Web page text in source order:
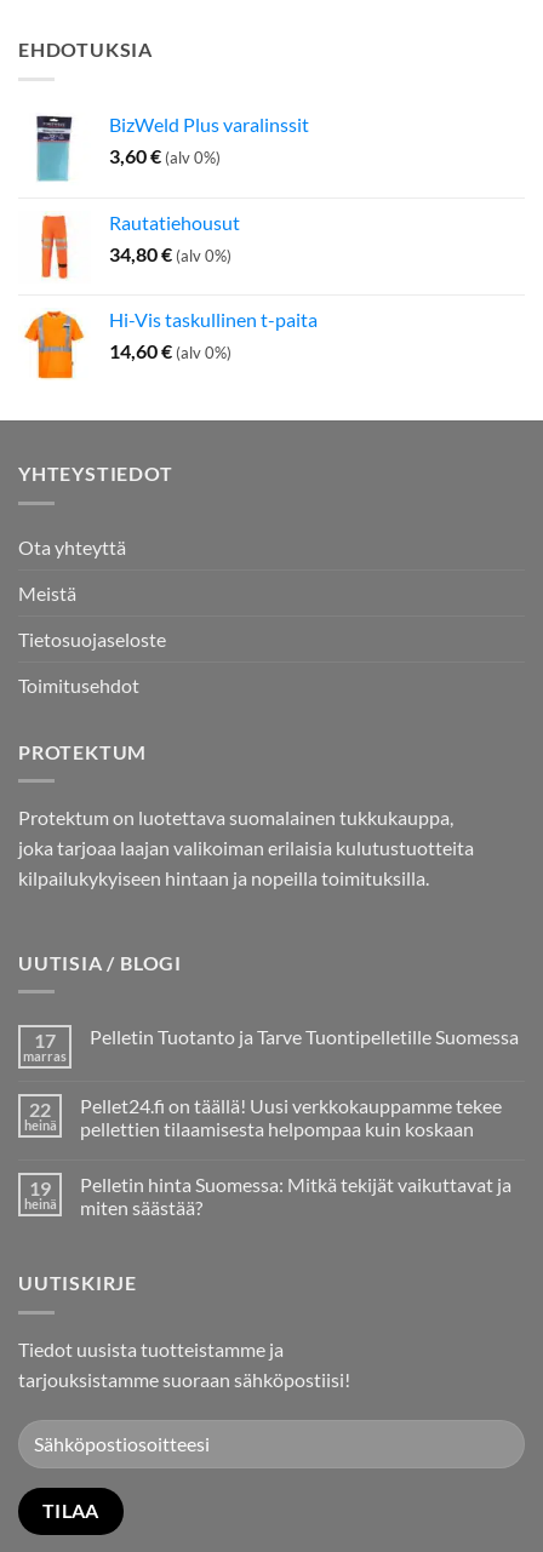
EHDOTUKSIA
BizWeld Plus varalinssit
3,60€ (alv 0%)
Rautatiehousut
34,80€ (alv 0%)
Hi-Vis taskullinen t-paita
14,60€ (alv 0%)
YHTEYSTIEDOT
Ota yhteyttä
Meistä
Tietosuojaseloste
Toimitusehdot
PROTEKTUM
Protektum on luotettava suomalainen tukkukauppa,
joka tarjoaa laajan valikoiman erilaisia kulutustuotteita
kilpailukykyiseen hintaan ja nopeilla toimituksilla.
UUTISIA / BLOGI
17
marras
Pelletin Tuotanto ja Tarve Tuontipelletille Suomessa
Pelletin
Tuotanto
ja
Suomessa
22
heinä
Pellet24.fi on täällä! Uusi verkkokauppamme tekee
pellettien tilaamisesta helpompaa kuin koskaan
artikkeliin
Pellet24.fi
on
tekee
pellettien
koskaan
19
heinä
Pelletin hinta Suomessa: Mitkä tekijät vaikuttavat ja
miten säästää?
Pelletin
hinta
tekijät
vaikuttavat
miten
UUTISKIRJE
Tiedot uusista tuotteistamme ja
tarjouksistamme suoraan sähköpostiisi!